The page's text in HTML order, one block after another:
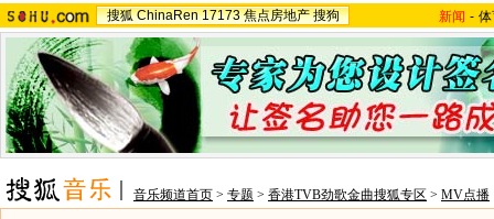
搜狐 ChinaRen 17173 焦点房地产 搜狗 新闻 -
音乐频道首页 > 专题 > 香港TVB劲歌金曲搜狐专区 > MV点播